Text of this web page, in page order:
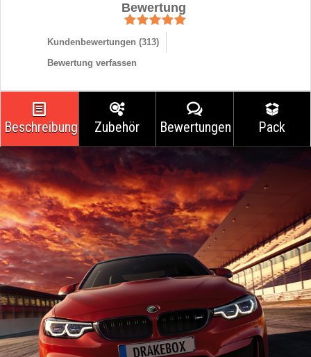
Bewertung
Kundenbewertungen (313)
Bewertung verfassen
Beschreibung Zubehör Bewertungen Pack